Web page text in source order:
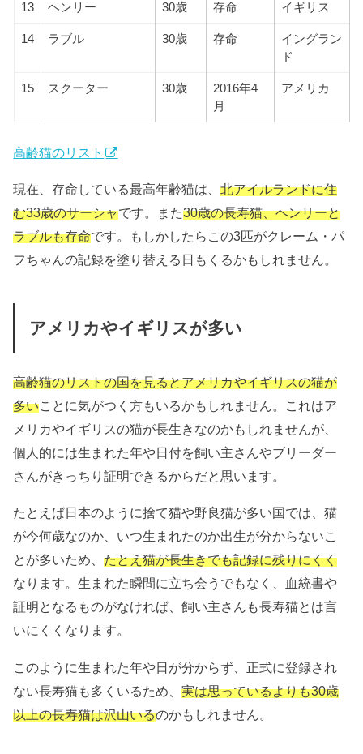
13 ヘンリー 30歳 存命 イギリス
14 ラブル 30歳 存命
イングラン
ド
15 スクーター 30歳
2016年4
月
アメリカ
高齢猫のリスト
現在、存命している最高年齢猫は、北アイルランドに住
む33歳のサーシャです。また30歳の長寿猫、ヘンリーと
ラブルも存命です。もしかしたらこの3匹がクレーム・パ
フちゃんの記録を塗り替える日もくるかもしれません。
アメリカやイギリスが多い
高齢猫のリストの国を見るとアメリカやイギリスの猫が
多いことに気がつく方もいるかもしれません。これはア
メリカやイギリスの猫が長生きなのかもしれませんが、
個人的には生まれた年や日付を飼い主さんやブリーダー
さんがきっちり証明できるからだと思います。
たとえば日本のように捨て猫や野良猫が多い国では、猫
が今何歳なのか、いつ生まれたのか出生が分からないこ
とが多いため、たとえ猫が長生きでも記録に残りにくく
なります。生まれた瞬間に立ち会うでもなく、血統書や
証明となるものがなければ、飼い主さんも長寿猫とは言
いにくくなります。
このように生まれた年や日が分からず、正式に登録され
ない長寿猫も多くいるため、実は思っているよりも30歳
以上の長寿猫は沢山いるのかもしれません。